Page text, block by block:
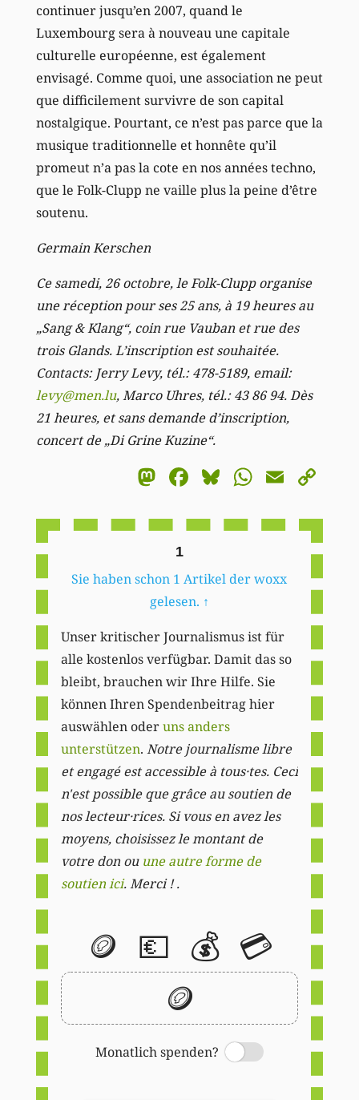
continuer jusqu’en 2007, quand le
Luxembourg sera à nouveau une capitale
culturelle européenne, est également
envisagé. Comme quoi, une association ne peut
que difficilement survivre de son capital
nostalgique. Pourtant, ce n’est pas parce que la
musique traditionnelle et honnête qu’il
promeut n’a pas la cote en nos années techno,
que le Folk-Clupp ne vaille plus la peine d’être
soutenu.
Germain Kerschen
Ce samedi, 26 octobre, le Folk-Clupp organise
une réception pour ses 25 ans, à 19 heures au
„Sang & Klang“, coin rue Vauban et rue des
trois Glands. L’inscription est souhaitée.
Contacts: Jerry Levy, tél.: 478-5189, email:
levy@men.lu, Marco Uhres, tél.: 43 86 94. Dès
21 heures, et sans demande d’inscription,
concert de „Di Grine Kuzine“.
Mastodon
Facebook
BlueskyEmail
1
Sie haben schon 1 Artikel der woxx
gelesen. ↑
Unser kritischer Journalismus ist für
alle kostenlos verfügbar. Damit das so
bleibt, brauchen wir Ihre Hilfe. Sie
können Ihren Spendenbeitrag hier
auswählen oderuns anders
unterstützen. Notre journalisme libre
et engagé est accessible à tous·tes. Ceci
n'est possible que grâce au soutien de
nos lecteur·rices. Si vous en avez les
moyens, choisissez le montant de
votre don ou une autre forme de
soutien ici. Merci ! .
🪙 💶 💰 💳
🪙
Monatlich spenden?
Switch